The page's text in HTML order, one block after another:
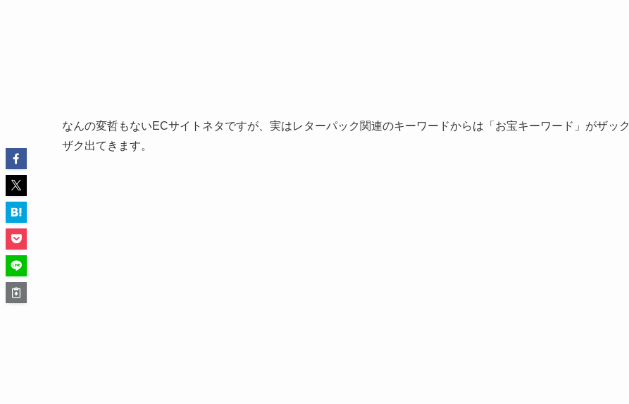
なんの変哲もないECサイトネタですが、実はレターパック関連のキーワードからは「お宝キーワード」がザック
ザク出てきます。